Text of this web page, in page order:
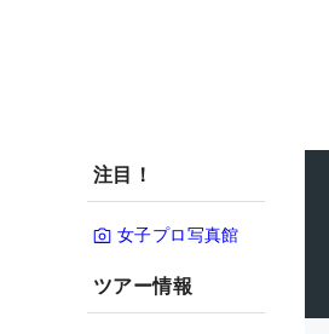
注目！
女子プロ写真館
ツアー情報